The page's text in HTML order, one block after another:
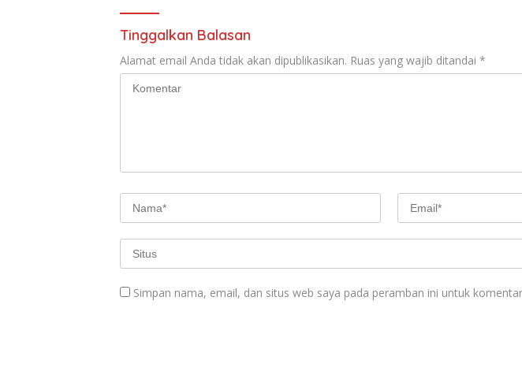
Tinggalkan Balasan
Alamat email Anda tidak akan dipublikasikan. Ruas yang wajib ditandai *
Simpan nama, email, dan situs web saya pada peramban ini untuk